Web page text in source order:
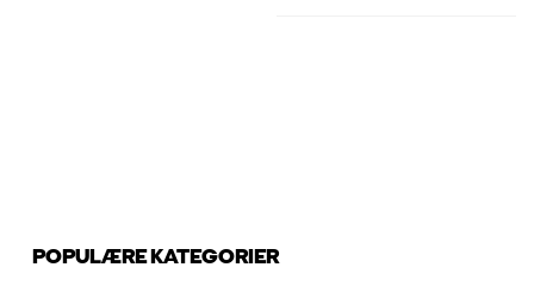
POPULÆRE KATEGORIER